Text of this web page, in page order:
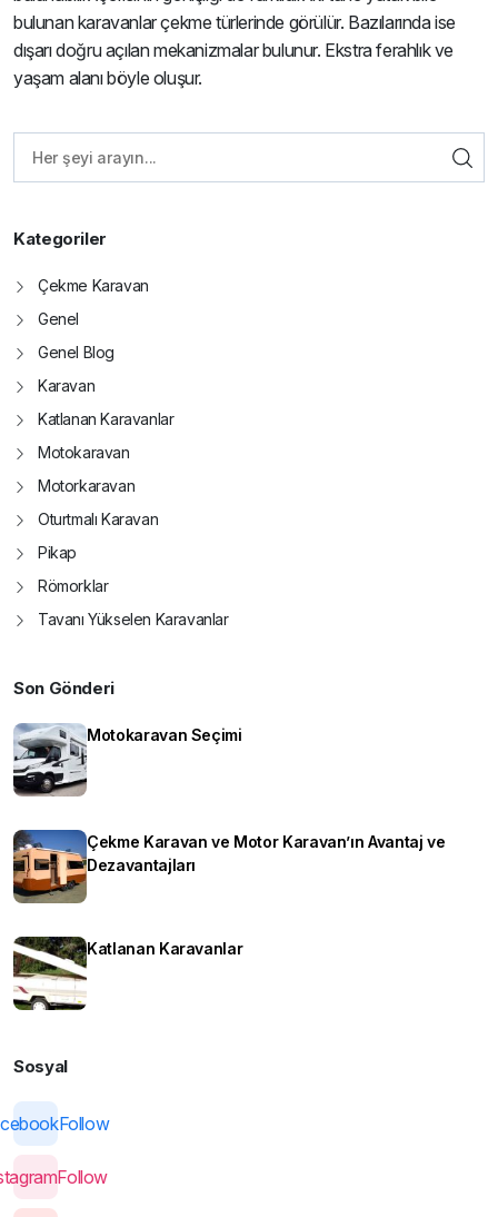
bulunan karavanlar çekme türlerinde görülür. Bazılarında ise
dışarı doğru açılan mekanizmalar bulunur. Ekstra ferahlık ve
yaşam alanı böyle oluşur.
Kategoriler
Çekme Karavan
Genel
Genel Blog
Karavan
Katlanan Karavanlar
Motokaravan
Motorkaravan
Oturtmalı Karavan
Pikap
Römorklar
Tavanı Yükselen Karavanlar
Son Gönderi
Motokaravan Seçimi
Çekme Karavan ve Motor Karavan’ın Avantaj ve
Dezavantajları
Katlanan Karavanlar
Sosyal
Follow
Follow